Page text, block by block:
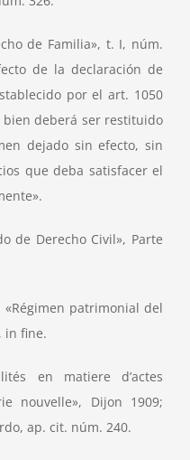
de Familia», t. I, núm.
de la declaración de
por el art. 1050
deberá ser restituido
dejado sin efecto, sin
que deba satisfacer el
de Derecho Civil», Parte
«Régimen patrimonial del
in fine.
en matiere d’actes
nouvelle», Dijon 1909;
ap. cit. núm. 240.